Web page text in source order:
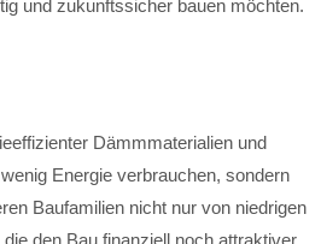
und zukunftssicher bauen möchten.
Dämmmaterialien und
Energie verbrauchen, sondern
Baufamilien nicht nur von niedrigen
den Bau finanziell noch attraktiver